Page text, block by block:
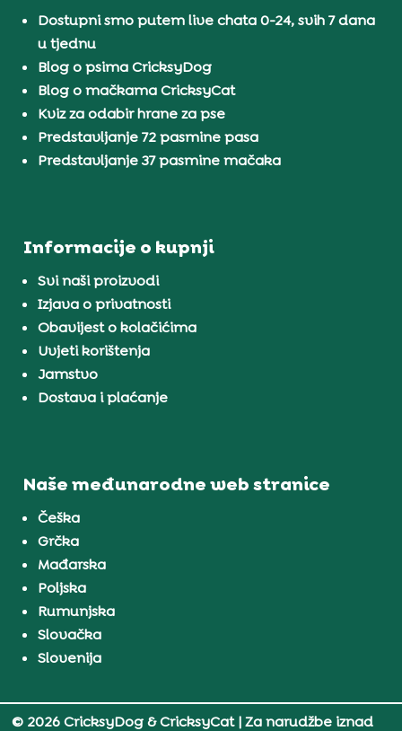
Dostupni smo putem live chata 0-24, svih 7 dana
u tjednu
Blog o psima CricksyDog
Blog o mačkama CricksyCat
Kviz za odabir hrane za pse
Predstavljanje 72 pasmine pasa
Predstavljanje 37 pasmine mačaka
Informacije o kupnji
Svi naši proizvodi
Izjava o privatnosti
Obavijest o kolačićima
Uvjeti korištenja
Jamstvo
Dostava i plaćanje
Naše međunarodne web stranice
Češka
Grčka
Mađarska
Poljska
Rumunjska
Slovačka
Slovenija
© 2026 CricksyDog & CricksyCat| Za narudžbe iznad